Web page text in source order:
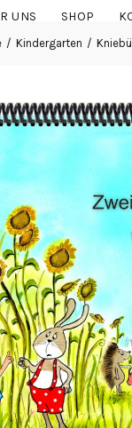
UNS SHOP
Kindergarten